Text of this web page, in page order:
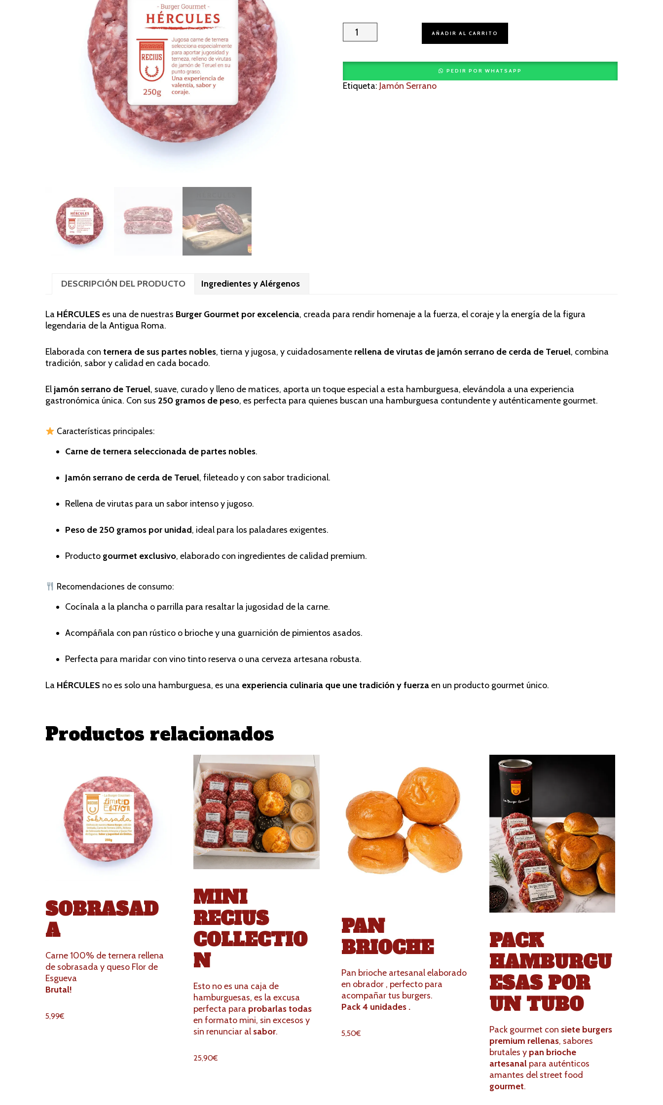
HÉRCULES
cantidad
AÑADIR AL CARRITO
PEDIR POR WHATSAPP
Etiqueta: Jamón Serrano
DESCRIPCIÓN DEL PRODUCTO Ingredientes y Alérgenos
La HÉRCULES es una de nuestras Burger Gourmet por excelencia, creada para rendir homenaje a la fuerza, el coraje y la energía de la figura
legendaria de la Antigua Roma.
Elaborada con ternera de sus partes nobles, tierna y jugosa, y cuidadosamente rellena de virutas de jamón serrano de cerda de Teruel, combina
tradición, sabor y calidad en cada bocado.
El jamón serrano de Teruel, suave, curado y lleno de matices, aporta un toque especial a esta hamburguesa, elevándola a una experiencia
gastronómica única. Con sus 250 gramos de peso, es perfecta para quienes buscan una hamburguesa contundente y auténticamente gourmet.
Características principales:
Carne de ternera seleccionada de partes nobles.
Jamón serrano de cerda de Teruel, fileteado y con sabor tradicional.
Rellena de virutas para un sabor intenso y jugoso.
Peso de 250 gramos por unidad, ideal para los paladares exigentes.
Producto gourmet exclusivo, elaborado con ingredientes de calidad premium.
Recomendaciones de consumo:
Cocínala a la plancha o parrilla para resaltar la jugosidad de la carne.
Acompáñala con pan rústico o brioche y una guarnición de pimientos asados.
Perfecta para maridar con vino tinto reserva o una cerveza artesana robusta.
La HÉRCULES no es solo una hamburguesa, es una experiencia culinaria que une tradición y fuerzaen un producto gourmet único.
Productos relacionados
SOBRASAD
A
Carne 100% de ternera rellena
de sobrasada y queso Flor de
Esgueva
Brutal!
5,99€
MINI
RECIUS
COLLECTIO
N
Esto no es una caja de
hamburguesas, es la excusa
perfecta para probarlas todas
en formato mini, sin excesos y
sin renunciar al sabor.
25,90€
PAN
BRIOCHE
Pan brioche artesanal elaborado
en obrador , perfecto para
acompañar tus burgers.
Pack 4 unidades .
5,50€
PACK
HAMBURGU
ESAS POR
UN TUBO
Pack gourmet con siete burgers
premium rellenas, sabores
brutales y pan brioche
artesanalpara auténticos
amantes del street food
gourmet.